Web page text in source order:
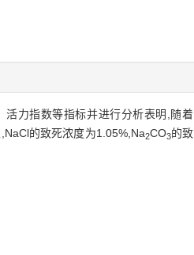
力指数等指标并进行分析表明,随着
的致死浓度为1.05%,Na2CO3的致